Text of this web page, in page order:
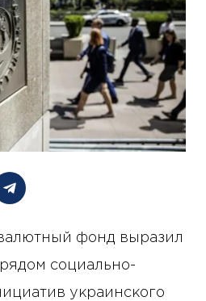
фонд выразил
социально-
украинского